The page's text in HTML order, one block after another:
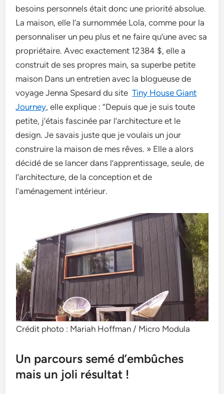
besoins personnels était donc une priorité absolue.
La maison, elle l’a surnommée Lola, comme pour la
personnaliser un peu plus et ne faire qu’une avec sa
propriétaire. Avec exactement 12384 $, elle a
construit de ses propres main, sa superbe petite
maison Dans un entretien avec la blogueuse de
voyage Jenna Spesard du siteTiny House Giant
Journey, elle explique : “Depuis que je suis toute
petite, j’étais fascinée par l’architecture et le
design. Je savais juste que je voulais un jour
construire la maison de mes rêves. » Elle a alors
décidé de se lancer dans l’apprentissage, seule, de
l’architecture, de la conception et de
l’aménagement intérieur.
Crédit photo : Mariah Hoffman / Micro Modula
Un parcours semé d’embûches
mais un joli résultat !